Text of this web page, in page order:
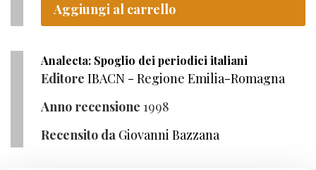
Aggiungi al carrello
Analecta: Spoglio dei periodici italiani
Editore IBACN - Regione Emilia-Romagna
Anno recensione 1998
Recensito da Giovanni Bazzana